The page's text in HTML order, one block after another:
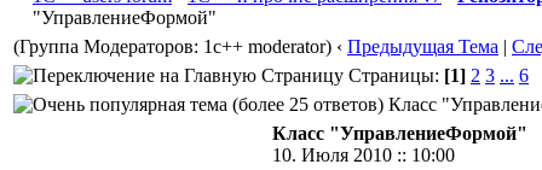
"УправлениеФормой"
(Группа Модераторов: 1c++ moderator) ‹ Предыдущая Тема |
Страницы: [1] 2 3 ... 6
Класс
Класс "УправлениеФормой"
10. Июля 2010 :: 10:00